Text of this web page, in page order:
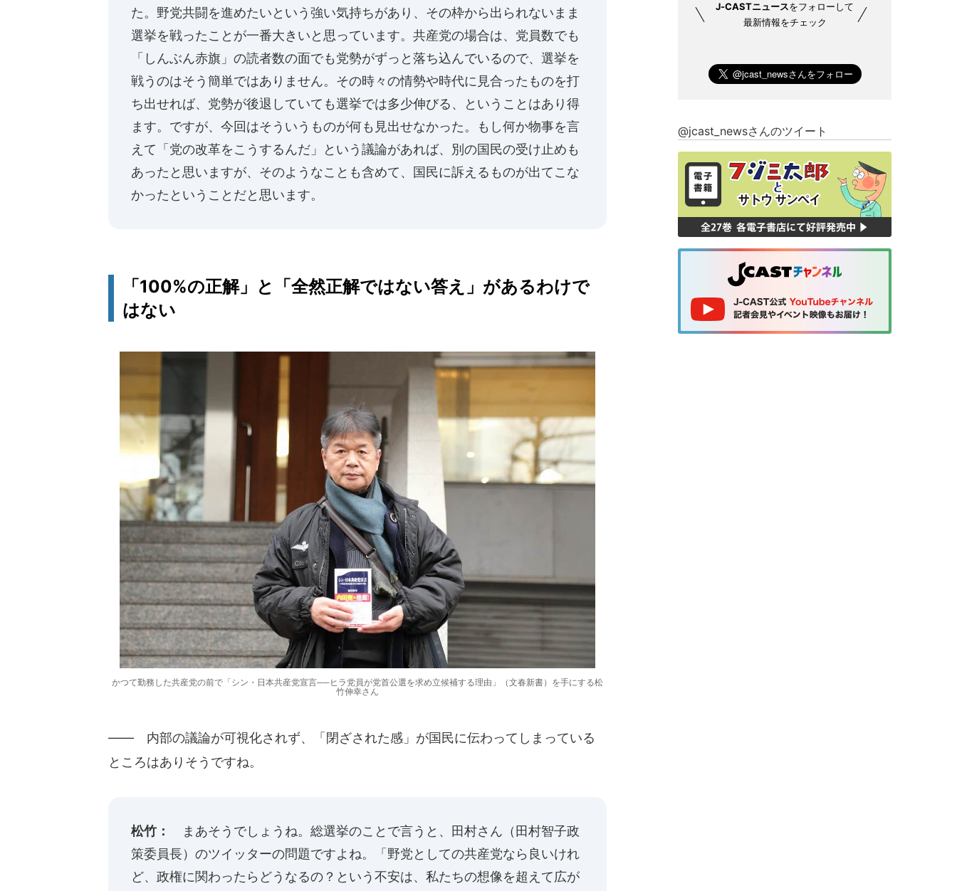
た。野党共闘を進めたいという強い気持ちがあり、その枠から出られないまま
選挙を戦ったことが一番大きいと思っています。共産党の場合は、党員数でも
「しんぶん赤旗」の読者数の面でも党勢がずっと落ち込んでいるので、選挙を
戦うのはそう簡単ではありません。その時々の情勢や時代に見合ったものを打
ち出せれば、党勢が後退していても選挙では多少伸びる、ということはあり得
ます。ですが、今回はそういうものが何も見出せなかった。もし何か物事を言
えて「党の改革をこうするんだ」という議論があれば、別の国民の受け止めも
あったと思いますが、そのようなことも含めて、国民に訴えるものが出てこな
かったということだと思います。
「100%の正解」と「全然正解ではない答え」があるわけで
はない
かつて勤務した共産党の前で「シン・日本共産党宣言──ヒラ党員が党首公選を求め立候補する理由」（文春新書）を手にする松
竹伸幸さん
―― 内部の議論が可視化されず、「閉ざされた感」が国民に伝わってしまっている
ところはありそうですね。
松竹：
まあそうでしょうね。総選挙のことで言うと、田村さん（田村智子政
策委員長）のツイッターの問題ですよね。「野党としての共産党なら良いけれ
ど、政権に関わったらどうなるの？という不安は、私たちの想像を超えて広が
J-CASTニュースをフォローして
最新情報をチェック
@jcast_newsさんのツイート